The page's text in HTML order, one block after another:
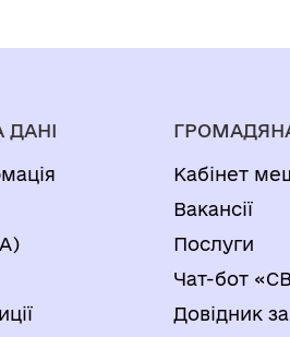
і споруд
вулиця
50, гр.
Степану
Кабінет
Вакансії
Послуги
Чат-бот
Довідник